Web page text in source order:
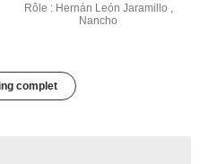
Rôle : Hernán León Jaramillo ,
Nancho
complet